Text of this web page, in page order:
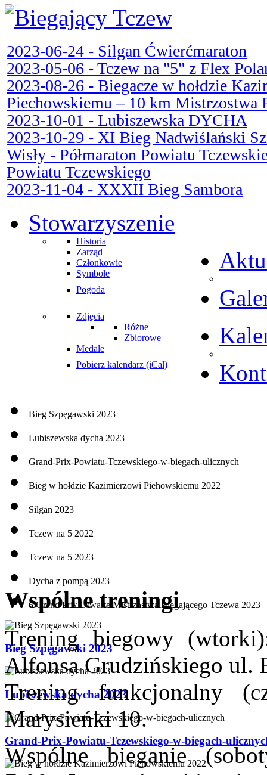
2023-06-24 - Silgan Ćwierćmaraton
2023-05-06 - Tczew na "5" z Flex
2023-08-26 - Biegacze w hołdzie
Piechowskiemu – 10 km Mistrzostwa
2023-10-01 - Lubiszewska DYCHA
2023-10-29 - XI Bieg Nadwiślański
Wisły - Półmaraton Powiatu
Powiatu Tczewskiego
2023-11-04 - XXXII Bieg Sambora
Stowarzyszenie
Historia
Zarząd
Członkowie
Symbole
Pogoda
Zdjęcia
Różne
Zbiorowe
Medale
Pobierz kalendarz (iCal)
Bieg Szpęgawski 2023
Lubiszewska dycha 2023
Grand-Prix-Powiatu-Tczewskiego-w-biegach-ulicznych
Bieg w hołdzie Kazimierzowi Piehowskiemu 2022
Silgan 2023
Tczew na 5 2022
Tczew na 5 2023
Dycha z pompą 2023
6 Grand Prix Otwarte Mistrzostwa Biegającego Tczewa 2023
Bieg Szpęgawski 2023
Lubiszewska dycha 2023
Grand-Prix-Powiatu-Tczewskiego-w-biegach-
Wspólne treningi
Trening biegowy
Alfonsa Grudzińskiego ul.
Trening funkcjonalny
Marysieńki 10.
Wspólne bieganie